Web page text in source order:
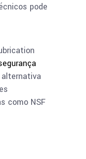
pode
como NSF